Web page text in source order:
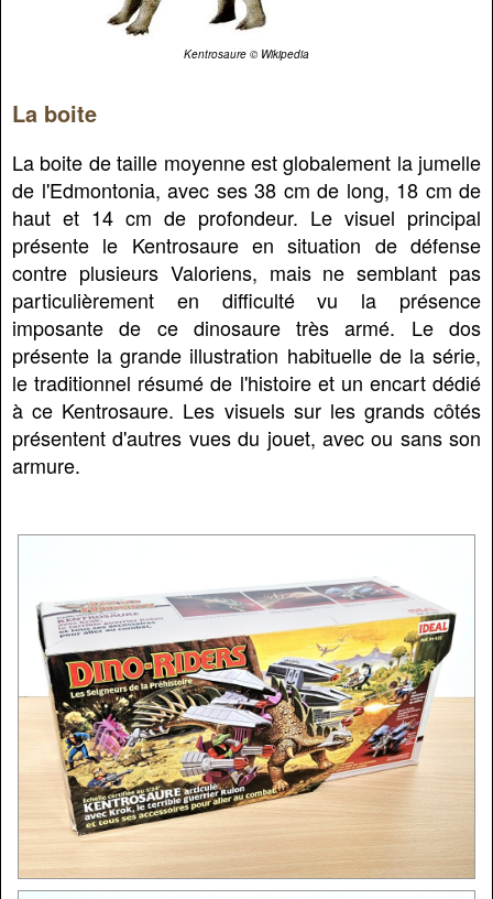
Kentrosaure © Wikipedia
La boite
La boite de taille moyenne est globalement la jumelle
de l'Edmontonia, avec ses 38 cm de long, 18 cm de
haut et 14 cm de profondeur. Le visuel principal
présente le Kentrosaure en situation de défense
contre plusieurs Valoriens, mais ne semblant pas
particulièrement en difficulté vu la présence
imposante de ce dinosaure très armé. Le dos
présente la grande illustration habituelle de la série,
le traditionnel résumé de l'histoire et un encart dédié
à ce Kentrosaure. Les visuels sur les grands côtés
présentent d'autres vues du jouet, avec ou sans son
armure.